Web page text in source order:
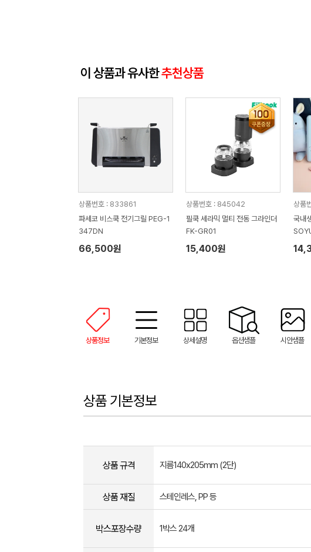
이 상품과 유사한추천상품
상품번호 : 833861
파세코 비스쿡 전기그릴 PEG-1
347DN
66,500원
상품번호 : 845042
필쿡 세라믹 멀티 전동 그라인더
FK-GR01
15,400원
상품
국내
상품정보 기본정보 상세설명 옵션샘플 시안샘플
상품 기본정보
상품 규격 지름140x205mm (2단)
상품 재질 스테인레스, PP 등
박스포장수량 1박스 24개